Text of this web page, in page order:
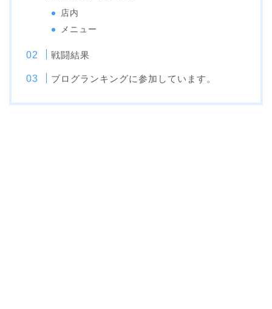
店内
メニュー
戦闘結果
ブログランキングに参加しています。